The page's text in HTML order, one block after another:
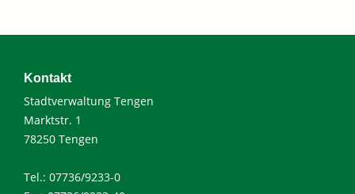
Kontakt
Stadtverwaltung Tengen
Marktstr. 1
78250 Tengen
Tel.: 07736/9233-0